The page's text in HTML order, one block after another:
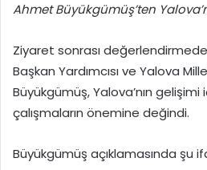
Ahmet Büyükgümüş’ten
Ziyaret sonrası
Başkan Yardımcısı ve Yalova
Büyükgümüş, Yalova’nın
çalışmaların önemine değindi.
Büyükgümüş açıklamasında şu